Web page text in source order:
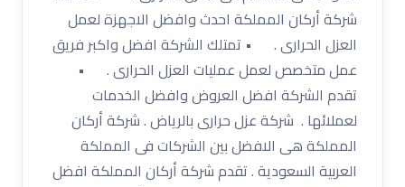
شركة أركان المملكة احدث وافضل الاجهزة لعمل
العزل الحرارى . • تمتلك الشركة افضل واكبر فريق
عمل متخصص لعمل عمليات العزل الحرارى . •
تقدم الشركة افضل العروض وافضل الخدمات
لعملائها . شركة عزل حرارى بالرياض . شركة أركان
المملكة هى الافضل بين الشركات فى المملكة
العربية السعودية . تقدم شركة أركان المملكة افضل